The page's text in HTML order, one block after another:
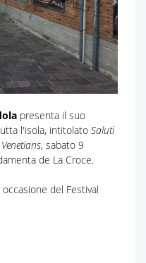
presenta il suo
l'isola, intitolato Saluti
, sabato 9
de La Croce.
del Festival